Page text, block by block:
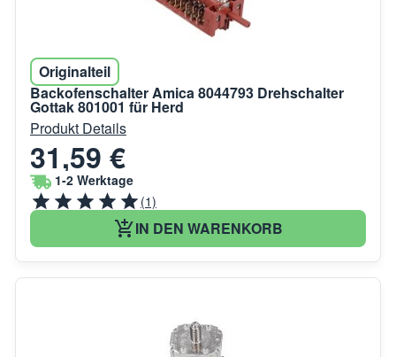
Originalteil
Backofenschalter Amica 8044793 Drehschalter
Gottak 801001 für Herd
Produkt Details
31,59 €
1-2 Werktage
(1)
IN DEN WARENKORB